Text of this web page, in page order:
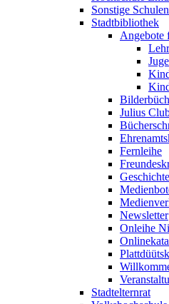
Sonstige
Stadtbibliothek
Angebote
Julius
Fernleihe
Newsletter
Onleihe
Plattdüütsk
Stadtelternrat